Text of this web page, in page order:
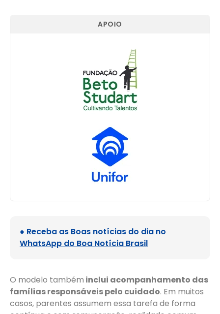
APOIO
● Receba as Boas notícias do dia no
WhatsApp do Boa Notícia Brasil
O modelo também inclui acompanhamento das
famílias responsáveis pelo cuidado. Em muitos
casos, parentes assumem essa tarefa de forma